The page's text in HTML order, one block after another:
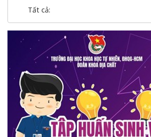
Tất cả: